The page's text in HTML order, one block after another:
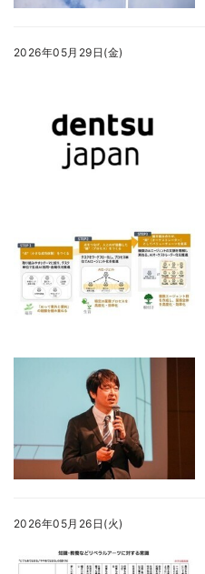
2026年05月29日(金)
2026年05月26日(火)